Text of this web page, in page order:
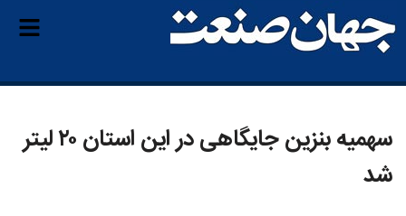
سهمیه بنزین جایگاهی در این استان ۲۰ لیتر
شد